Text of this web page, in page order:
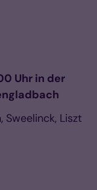
Uhr in der
Sweelinck, Liszt